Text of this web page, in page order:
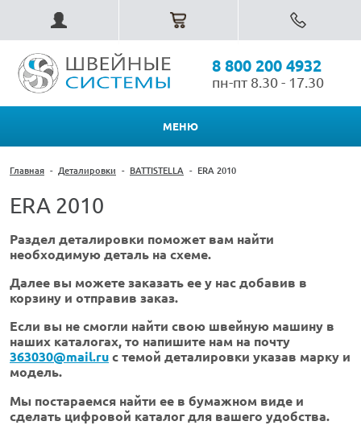
8 800 200 4932
пн-пт 8.30 - 17.30
МЕНЮ
Главная - Деталировки - BATTISTELLA - ERA 2010
ERA 2010
Раздел деталировки поможет вам найти
необходимую деталь на схеме.
Далее вы можете заказать ее у нас добавив в
корзину и отправив заказ.
Если вы не смогли найти свою швейную машину в
наших каталогах, то напишите нам на почту
363030@mail.ru с темой деталировки указав марку и
модель.
Мы постараемся найти ее в бумажном виде и
сделать цифровой каталог для вашего удобства.